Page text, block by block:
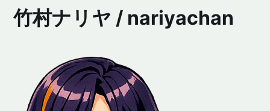
竹村ナリヤ / nariyachan